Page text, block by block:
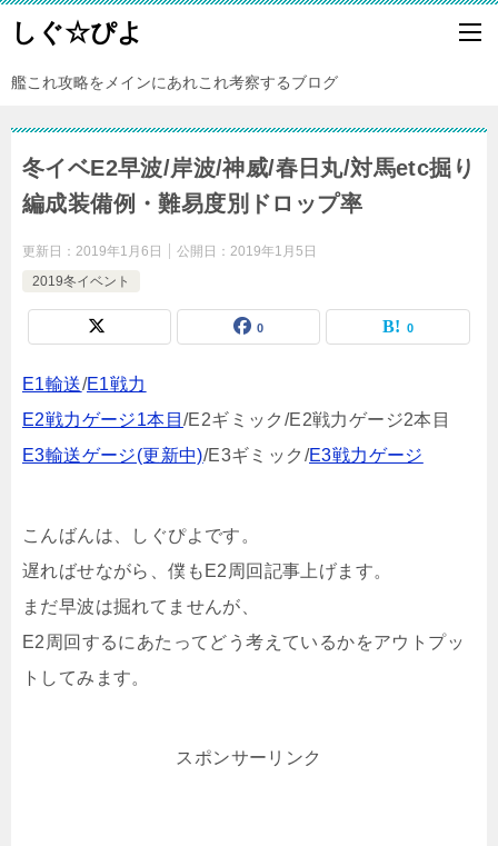
しぐ☆ぴよ
艦これ攻略をメインにあれこれ考察するブログ
冬イベE2早波/岸波/神威/春日丸/対馬etc掘り
編成装備例・難易度別ドロップ率
更新日： 2019年1月6日 公開日： 2019年1月5日
2019冬イベント
0 0
E1輸送/E1戦力
E2戦力ゲージ1本目 /E2ギミック/E2戦力ゲージ2本目
E3輸送ゲージ(更新中)/E3ギミック/E3戦力ゲージ
こんばんは、しぐぴよです。
遅ればせながら、僕もE2周回記事上げます。
まだ早波は掘れてませんが、
E2周回するにあたってどう考えているかをアウトプッ
トしてみます。
スポンサーリンク